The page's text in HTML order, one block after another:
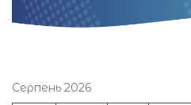
Серпень 2026